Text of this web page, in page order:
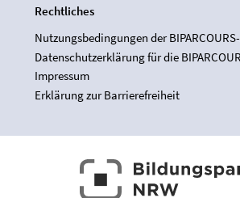
Rechtliches
Nutzungsbedingungen der
Datenschutzerklärung für die
Impressum
Erklärung zur Barrierefreiheit